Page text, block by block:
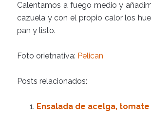
Calentamos a fuego medio y
cazuela y con el propio calor los
pan y listo.
Foto orietnativa: Pelican
Posts relacionados:
Ensalada de acelga, tomate